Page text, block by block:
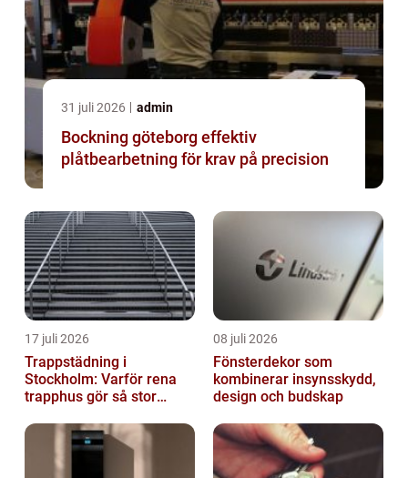
31 juli 2026 admin
Bockning göteborg effektiv
plåtbearbetning för krav på precision
17 juli 2026
Trappstädning i
Stockholm: Varför rena
trapphus gör så stor
08 juli 2026
Fönsterdekor som
kombinerar insynsskydd,
design och budskap